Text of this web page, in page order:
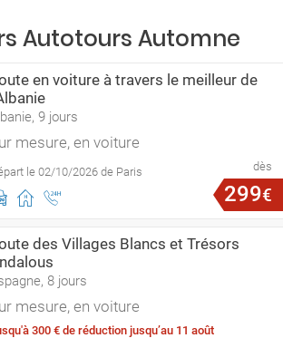
Autotours Automne
en voiture à travers le meilleur de
9 jours
mesure, en voiture
le 02/10/2026 de Paris dès
299€
des Villages Blancs et Trésors
8 jours
mesure, en voiture
300 € de réduction jusqu’au 11 août